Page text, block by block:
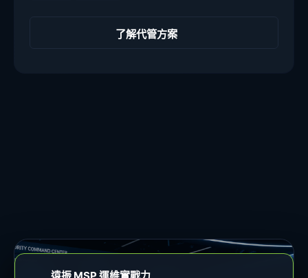
了解代管方案
遠振 MSP 運維實戰力